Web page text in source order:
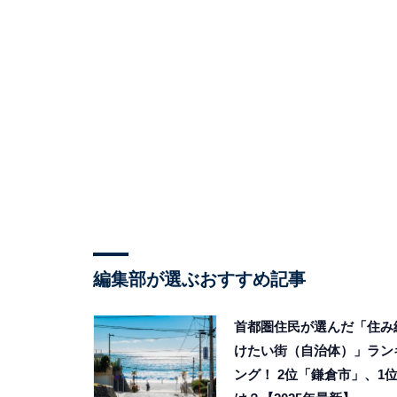
編集部が選ぶおすすめ記事
首都圏住民が選んだ「住み
けたい街（自治体）」ラン
ング！ 2位「鎌倉市」、1位